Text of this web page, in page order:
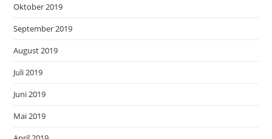
Oktober 2019
September 2019
August 2019
Juli 2019
Juni 2019
Mai 2019